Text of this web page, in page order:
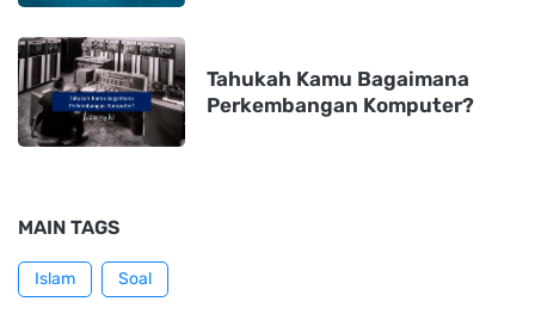
Tahukah Kamu Bagaimana
Perkembangan Komputer?
MAIN TAGS
Islam Soal